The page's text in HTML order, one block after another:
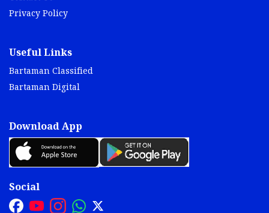
Privacy Policy
Useful Links
Bartaman Classified
Bartaman Digital
Download App
Social